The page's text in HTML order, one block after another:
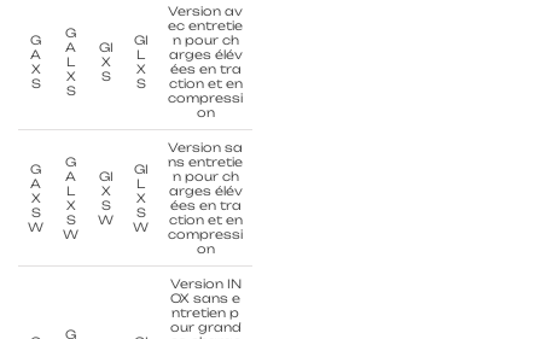
G
A
X
S
G
A
L
X
S
GI
X
S
GI
L
X
S
Version av
ec entretie
n pour ch
arges élév
ées en tra
ction et en
compressi
on
G
A
X
S
W
G
A
L
X
S
W
GI
X
S
W
GI
L
X
S
W
Version sa
ns entretie
n pour ch
arges élév
ées en tra
ction et en
compressi
on
G
Version IN
OX sans e
ntretien p
our grand